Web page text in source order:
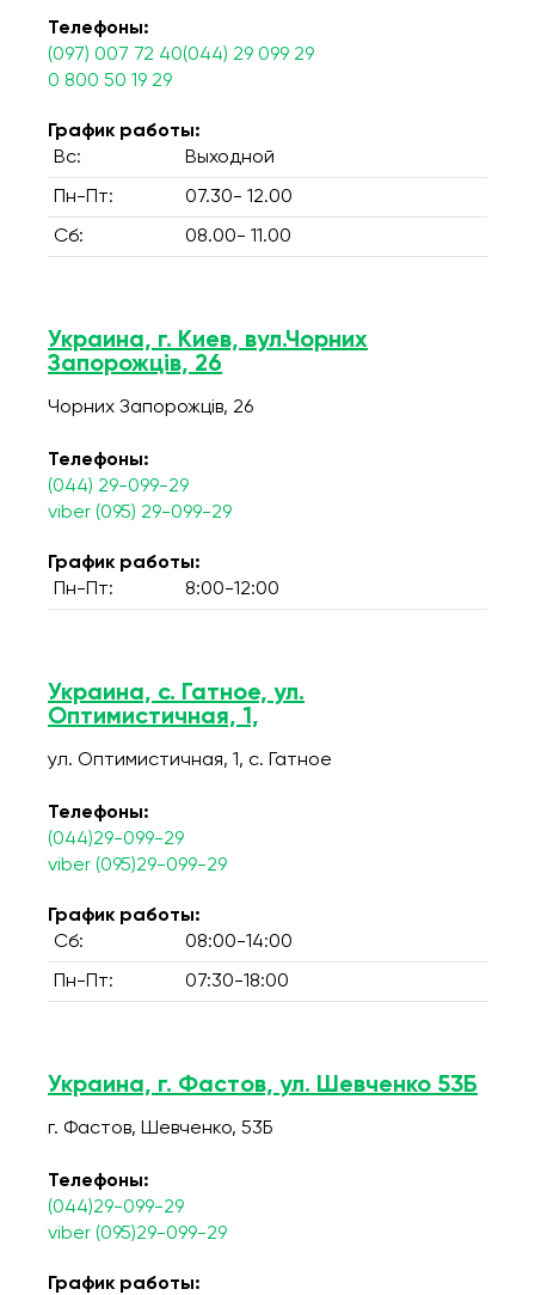
Телефоны:
(097) 007 72 40(044) 29 099 29
0 800 50 19 29
График работы:
Вс:
Выходной
Пн-Пт: 07.30- 12.00
Сб: 08.00- 11.00
Украина, г. Киев, вул.Чорних
Запорожців, 26
Чорних Запорожців, 26
Телефоны:
(044) 29-099-29
viber (095) 29-099-29
График работы:
Пн-Пт:
8:00-12:00
Украина, с. Гатное, ул.
Оптимистичная, 1,
ул. Оптимистичная, 1, c. Гатное
Телефоны:
(044)29-099-29
viber (095)29-099-29
График работы:
Сб:
08:00-14:00
Пн-Пт: 07:30-18:00
Украина, г. Фастов, ул. Шевченко 53Б
г. Фастов, Шевченко, 53Б
Телефоны:
(044)29-099-29
viber (095)29-099-29
График работы: